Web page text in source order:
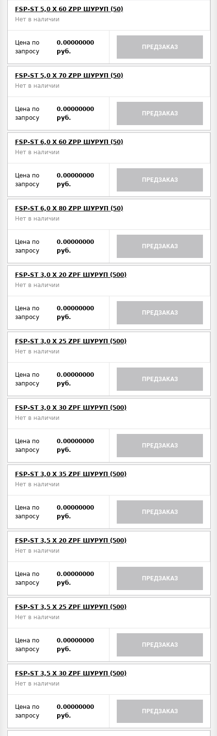
FSP-ST 5,0 X 60 ZPP ШУРУП (50)
Нет в наличии
Цена по
запросу
0.00000000
руб.
ПРЕДЗАКАЗ
FSP-ST 5,0 X 70 ZPP ШУРУП (50)
Нет в наличии
Цена по
запросу
0.00000000
руб.
ПРЕДЗАКАЗ
FSP-ST 6,0 X 60 ZPP ШУРУП (50)
Нет в наличии
Цена по
запросу
0.00000000
руб.
ПРЕДЗАКАЗ
FSP-ST 6,0 X 80 ZPP ШУРУП (50)
Нет в наличии
Цена по
запросу
0.00000000
руб.
ПРЕДЗАКАЗ
FSP-ST 3,0 X 20 ZPF ШУРУП (500)
Нет в наличии
Цена по
запросу
0.00000000
руб.
ПРЕДЗАКАЗ
FSP-ST 3,0 X 25 ZPF ШУРУП (500)
Нет в наличии
Цена по
запросу
0.00000000
руб.
ПРЕДЗАКАЗ
FSP-ST 3,0 X 30 ZPF ШУРУП (500)
Нет в наличии
Цена по
запросу
0.00000000
руб.
ПРЕДЗАКАЗ
FSP-ST 3,0 X 35 ZPF ШУРУП (500)
Нет в наличии
Цена по
запросу
0.00000000
руб.
ПРЕДЗАКАЗ
FSP-ST 3,5 X 20 ZPF ШУРУП (500)
Нет в наличии
Цена по
запросу
0.00000000
руб.
ПРЕДЗАКАЗ
FSP-ST 3,5 X 25 ZPF ШУРУП (500)
Нет в наличии
Цена по
запросу
0.00000000
руб.
ПРЕДЗАКАЗ
FSP-ST 3,5 X 30 ZPF ШУРУП (500)
Нет в наличии
Цена по
запросу
0.00000000
руб.
ПРЕДЗАКАЗ